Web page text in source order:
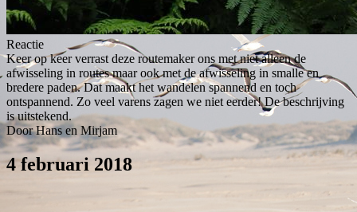
Reactie
Keer op keer verrast deze routemaker ons met niet alleen de
afwisseling in routes maar ook met de afwisseling in smalle en
bredere paden. Dat maakt het wandelen spannend en toch
ontspannend. Zo veel varens zagen we niet eerder! De beschrijving
is uitstekend.
Door Hans en Mirjam
4 februari 2018